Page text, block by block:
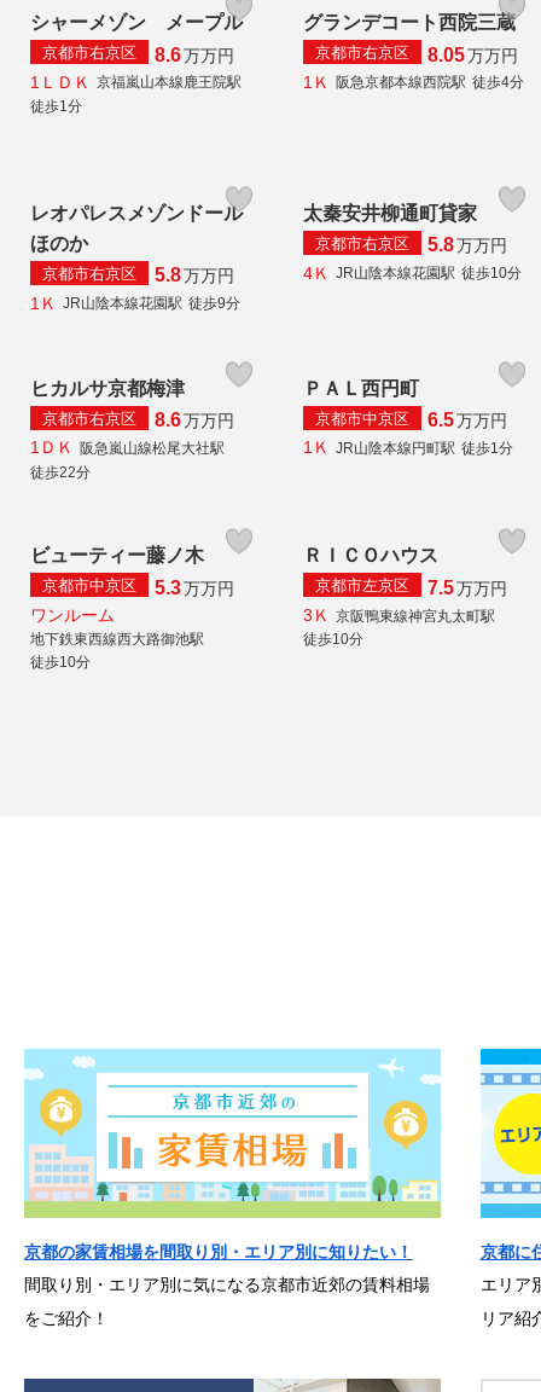
シャーメゾン メープル
京都市右京区 8.6万万円
1ＬＤＫ
京福嵐山本線鹿王院駅
徒歩1分
グランデコート西院三蔵
京都市右京区 8.05万万円
1Ｋ
阪急京都本線西院駅 徒歩4分
レオパレスメゾンドール
ほのか
京都市右京区 5.8万万円
1Ｋ
JR山陰本線花園駅 徒歩9分
太秦安井柳通町貸家
京都市右京区 5.8万万円
4Ｋ
JR山陰本線花園駅 徒歩10分
ヒカルサ京都梅津
京都市右京区 8.6万万円
1ＤＫ 阪急嵐山線松尾大社駅
徒歩22分
ＰＡＬ西円町
京都市中京区 6.5万万円
1Ｋ JR山陰本線円町駅 徒歩1分
ビューティー藤ノ木
京都市中京区 5.3万万円
ワンルーム
地下鉄東西線西大路御池駅
徒歩10分
ＲＩＣＯハウス
京都市左京区 7.5万万円
3Ｋ
京阪鴨東線神宮丸太町駅
徒歩10分
京都の家賃相場を間取り別・エリア別に知りたい！
間取り別・エリア別に気になる京都市近郊の賃料相場
をご紹介！
京都に
エリア
リア紹